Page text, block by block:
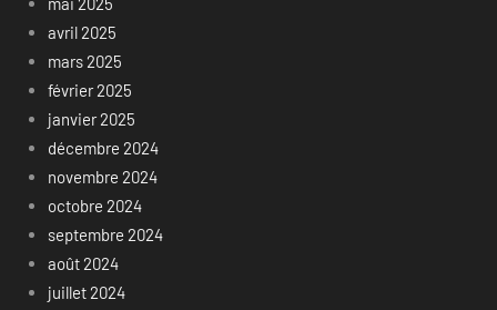
avril 2025
mars 2025
février 2025
janvier 2025
décembre 2024
novembre 2024
octobre 2024
septembre 2024
août 2024
juillet 2024